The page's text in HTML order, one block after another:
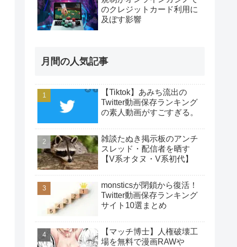
のクレジットカード利用に
及ぼす影響
月間の人気記事
【Tiktok】あみち流出の
Twitter動画保存ランキング
の素人動画がすごすぎる。
雑談たぬき掲示板のアンチ
スレッド・配信者を晒す
【V系オタヌ・V系初代】
monsticsが閉鎖から復活！
Twitter動画保存ランキング
サイト10選まとめ
【マッチ博士】人権破壊工
場を無料で漫画RAWや